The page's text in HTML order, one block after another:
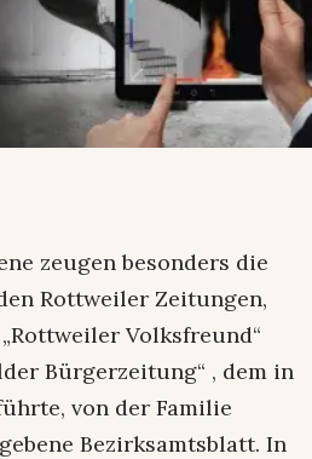
zeugen besonders die
Rottweiler Zeitungen,
Volksfreund“
Bürgerzeitung“ , dem in
von der Familie
Bezirksamtsblatt. In